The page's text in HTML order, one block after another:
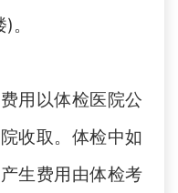
)。
用以体检医院公
收取。体检中如
生费用由体检考